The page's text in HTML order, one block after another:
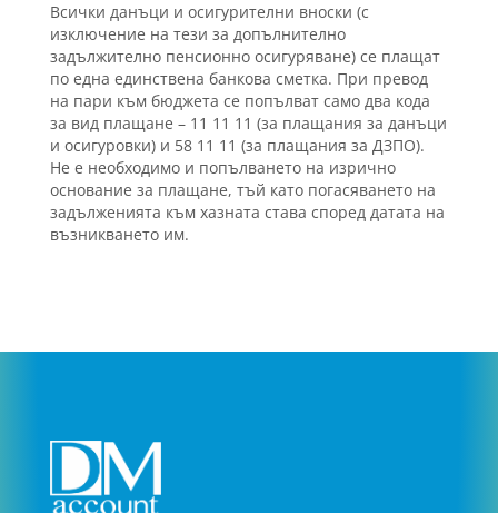
Всички данъци и осигурителни вноски (с
изключение на тези за допълнително
задължително пенсионно осигуряване) се плащат
по една единствена банкова сметка. При превод
на пари към бюджета се попълват само два кода
за вид плащане – 11 11 11 (за плащания за данъци
и осигуровки) и 58 11 11 (за плащания за ДЗПО).
Не е необходимо и попълването на изрично
основание за плащане, тъй като погасяването на
задълженията към хазната става според датата на
възникването им.